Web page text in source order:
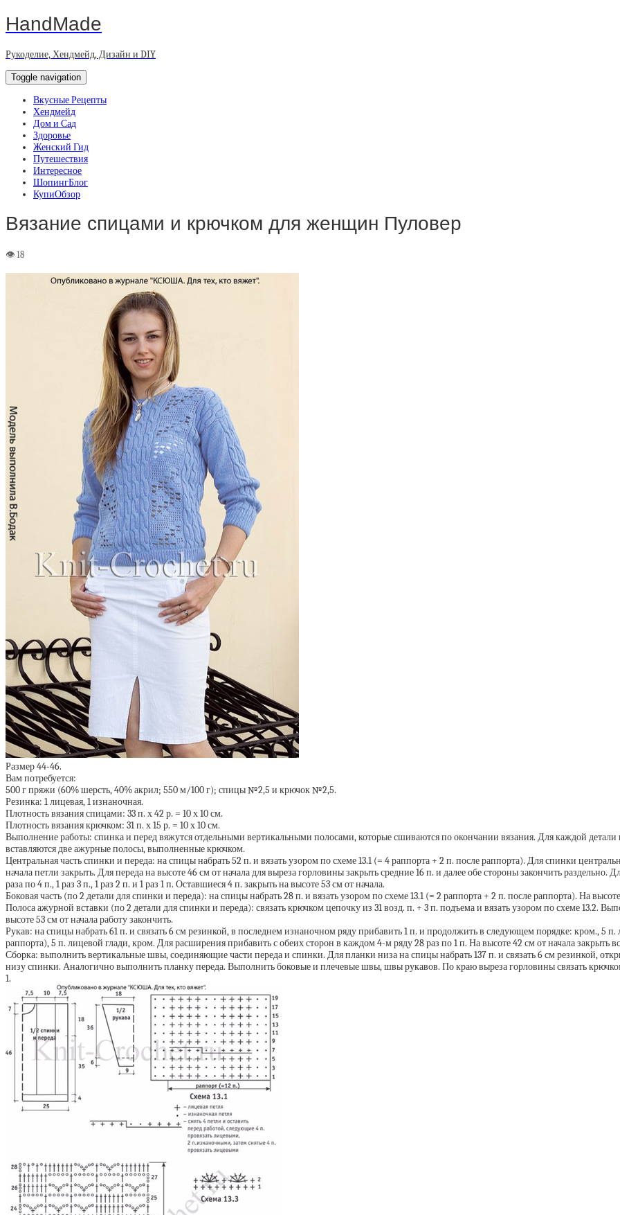
HandMade
Рукоделие, Хендмейд, Дизайн и DIY
Toggle navigation
Вкусные Рецепты
Хендмейд
Дом и Сад
Здоровье
Женский Гид
Путешествия
Интересное
ШопингБлог
КупиОбзор
Вязание спицами и крючком для женщин Пуловер
Размер 44-46.
Вам потребуется:
500 г пряжи (60% шерсть, 40% акрил; 550 м/100 г); спицы №2,5 и крючок №2,5.
Резинка: 1 лицевая, 1 изнаночная.
Плотность вязания спицами: 33 п. х 42 р. = 10 х 10 см.
Плотность вязания крючком: 31 п. х 15 р. = 10 х 10 см.
Выполнение работы: спинка и перед вяжутся отдельными вертикальными полосами, которые сшиваются по окончании вязания. Для каждой
вставляются две ажурные полосы, выполненные крючком.
Центральная часть спинки и переда: на спицы набрать 52 п. и вязать узором по схеме 13.1 (= 4 раппорта + 2 п. после раппорта). Для спинки
начала петли закрыть. Для переда на высоте 46 см от начала для выреза горловины закрыть средние 16 п. и далее обе стороны закончить
раза по 4 п., 1 раз 3 п., 1 раз 2 п. и 1 раз 1 п. Оставшиеся 4 п. закрыть на высоте 53 см от начала.
Боковая часть (по 2 детали для спинки и переда): на спицы набрать 28 п. и вязать узором по схеме 13.1 (= 2 раппорта + 2 п. после раппорта). На
Полоса ажурной вставки (по 2 детали для спинки и переда): связать крючком цепочку из 31 возд. п. + 3 п. подъема и вязать узором по схеме 13.2.
высоте 53 см от начала работу закончить.
Рукав: на спицы набрать 61 п. и связать 6 см резинкой, в последнем изнаночном ряду прибавить 1 п. и продолжить в следующем порядке: кром., 5 п.
раппорта), 5 п. лицевой глади, кром. Для расширения прибавить с обеих сторон в каждом 4-м ряду 28 раз по 1 п. На высоте 42 см от начала закрыть
Сборка: выполнить вертикальные швы, соединяющие части переда и спинки. Для планки низа на спицы набрать 137 п. и связать 6 см резинкой,
низу спинки. Аналогично выполнить планку переда. Выполнить боковые и плечевые швы, швы рукавов. По краю выреза горловины связать
1.